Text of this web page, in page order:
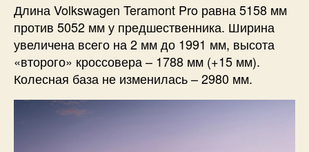
Длина Volkswagen Teramont Pro равна 5158 мм
против 5052 мм у предшественника. Ширина
увеличена всего на 2 мм до 1991 мм, высота
«второго» кроссовера – 1788 мм (+15 мм).
Колесная база не изменилась – 2980 мм.